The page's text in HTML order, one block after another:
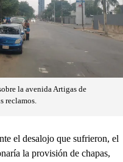
la avenida Artigas de
reclamos.
el desalojo que sufrieron, el
la provisión de chapas,